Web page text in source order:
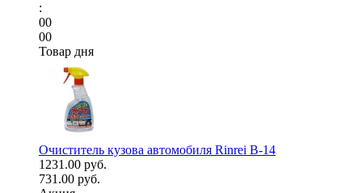
:
00
00
Товар дня
Очиститель кузова автомобиля Rinrei B-14
1231.00 руб.
731.00 руб.